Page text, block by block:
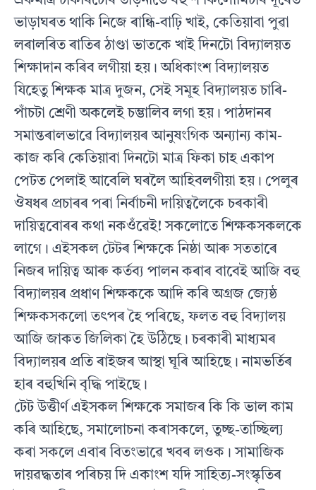
ভাড়াঘৰত থাকি নিজে ৰান্ধি-বাঢ়ি খাই, কেতিয়াবা পুৱা
লৰালৰিত ৰাতিৰ ঠাণ্ডা ভাতকে খাই দিনটো বিদ্যালয়ত
শিক্ষাদান কৰিব লগীয়া হয়। অধিকাংশ বিদ্যালয়ত
যিহেতু শিক্ষক মাত্ৰ দুজন, সেই সমূহ বিদ্যালয়ত চাৰি-
পাঁচটা শ্ৰেণী অকলেই চম্ভালিব লগা হয়। পাঠদানৰ
সমান্তৰালভাৱে বিদ্যালয়ৰ আনুষংগিক অন্যান্য কাম-
কাজ কৰি কেতিয়াবা দিনটো মাত্ৰ ফিকা চাহ একাপ
পেটত পেলাই আবেলি ঘৰলৈ আহিবলগীয়া হয়। পেলুৰ
ঔষধৰ প্ৰচাৰৰ পৰা নিৰ্বাচনী দায়িত্বলৈকে চৰকাৰী
দায়িত্ববোৰৰ কথা নকওঁৱেই! সকলোতে শিক্ষকসকলকে
লাগে। এইসকল টেটৰ শিক্ষকে নিষ্ঠা আৰু সততাৰে
নিজৰ দায়িত্ব আৰু কৰ্তব্য পালন কৰাৰ বাবেই আজি বহু
বিদ্যালয়ৰ প্ৰধাণ শিক্ষককে আদি কৰি অগ্ৰজ জ্যেষ্ঠ
শিক্ষকসকলো তৎপৰ হৈ পৰিছে, ফলত বহু বিদ্যালয়
আজি জাকত জিলিকা হৈ উঠিছে। চৰকাৰী মাধ্যমৰ
বিদ্যালয়ৰ প্ৰতি ৰাইজৰ আস্থা ঘূৰি আহিছে। নামভৰ্তিৰ
হাৰ বহুখিনি বৃদ্ধি পাইছে।
টেট উত্তীৰ্ণ এইসকল শিক্ষকে সমাজৰ কি কি ভাল কাম
কৰি আহিছে, সমালোচনা কৰাসকলে, তুচ্ছ-তাচ্ছিল্য
কৰা সকলে এবাৰ বিতংভাৱে খবৰ লওক। সামাজিক
দায়ৱদ্ধতাৰ পৰিচয় দি একাংশ যদি সাহিত্য-সংস্কৃতিৰ